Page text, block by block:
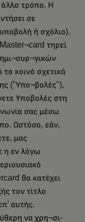
άλλο τρόπο. Η
σε
ή σχόλιο).
τηρεί
κοινό σχετικά
("Υπο¬βολές"),
Υποβολές στη
σας μέσω
Ωστόσο, εάν,
μας
η εν λόγω
θα κατέχει
τον τίτλο
αυτής.
να χρη¬σι-